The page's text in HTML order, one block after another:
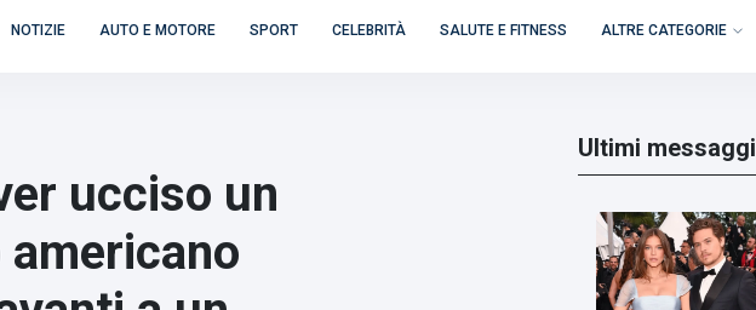
NOTIZIE AUTO E MOTORE SPORT CELEBRITÀ SALUTE E FITNESS ALTRE CATEGORIE
ucciso un
Ultimi messaggi